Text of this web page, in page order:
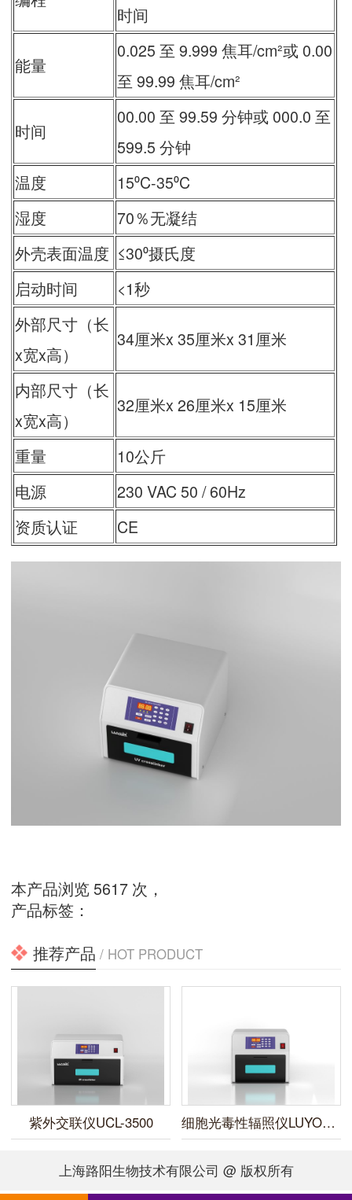
时间
能量
0.025 至 9.999 焦耳/cm²或 0.00
至 99.99 焦耳/cm²
时间
00.00 至 99.59 分钟或 000.0 至
599.5 分钟
温度
15⁰C-35⁰C
湿度
70％无凝结
外壳表面温度 ≤30⁰摄氏度
启动时间
<1秒
外部尺寸（长
x宽x高）
34厘米x 35厘米x 31厘米
内部尺寸（长
x宽x高）
32厘米x 26厘米x 15厘米
重量
10公斤
电源
230 VAC 50 / 60Hz
资质认证
CE
本产品浏览 5617 次，
产品标签：
推荐产品 / HOT PRODUCT
紫外交联仪UCL-3500 细胞光毒性辐照仪LUYOR-3450
上海路阳生物技术有限公司 @ 版权所有